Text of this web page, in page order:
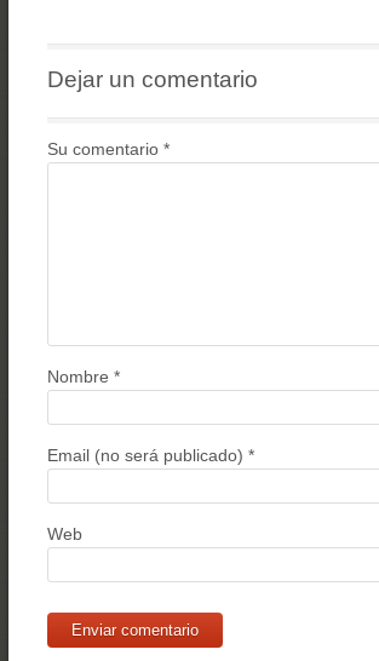
Dejar un comentario
Su comentario *
Nombre *
Email (no será publicado) *
Web